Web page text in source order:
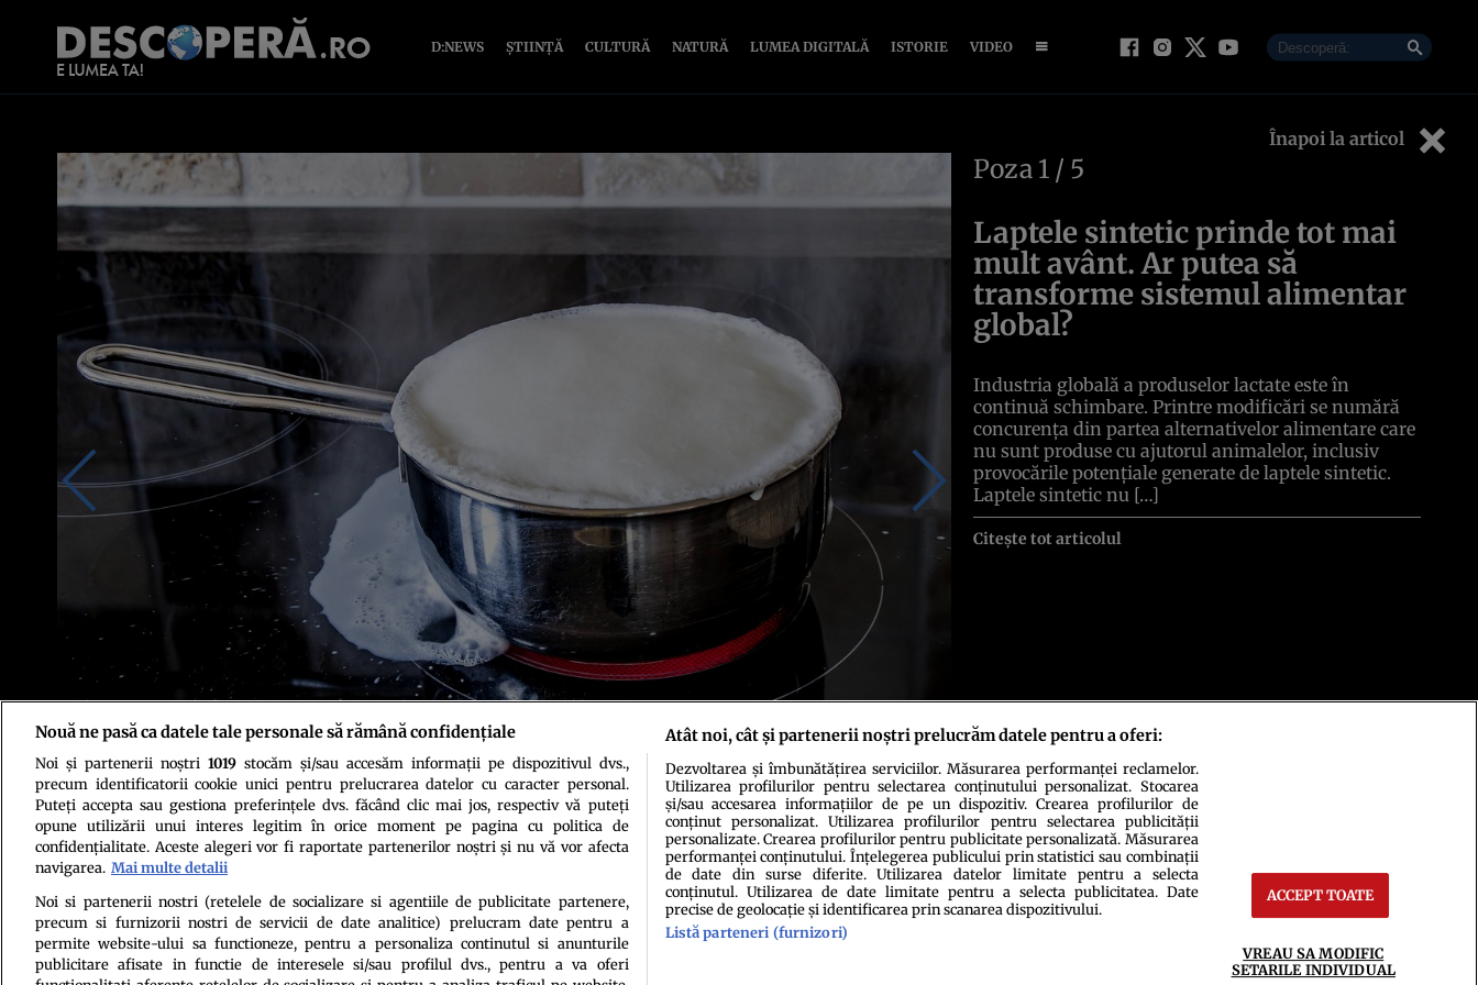
D:NEWS ȘTIINȚĂ CULTURĂ NATURĂ LUMEA DIGITALĂ ISTORIE VIDEO
Înapoi la articol
Credit foto: Pixabay
Poza 1 / 5
Laptele sintetic prinde tot mai
mult avânt. Ar putea să
transforme sistemul alimentar
global?
Industria globală a produselor lactate este în
continuă schimbare. Printre modificări se numără
concurența din partea alternativelor alimentare care
nu sunt produse cu ajutorul animalelor, inclusiv
provocările potențiale generate de laptele sintetic.
Laptele sintetic nu […]
Citește tot articolul
Politica de confidenţialitatePolitica de cookiesTermeni şi condiţiiEchipa redacțională
Nouă ne pasă ca datele tale personale să rămână confidențiale
Noi și partenerii noștri 1019stocăm și/sau accesăm informații pe dispozitivul dvs.,
precum identificatorii cookie unici pentru prelucrarea datelor cu caracter personal.
Puteți accepta sau gestiona preferințele dvs. făcând clic mai jos, respectiv vă puteți
opune utilizării unui interes legitim în orice moment pe pagina cu politica de
confidențialitate. Aceste alegeri vor fi raportate partenerilor noștri și nu vă vor afecta
navigarea. Mai multe detalii
Noi si partenerii nostri (retelele de socializare si agentiile de publicitate partenere,
precum si furnizorii nostri de servicii de date analitice) prelucram date pentru a
permite website-ului sa functioneze, pentru a personaliza continutul si anunturile
publicitare afisate in functie de interesele si/sau profilul dvs., pentru a va oferi
Atât noi, cât și partenerii noștri prelucrăm datele pentru a oferi:
Dezvoltarea și îmbunătățirea serviciilor. Măsurarea performanței reclamelor.
Utilizarea profilurilor pentru selectarea conținutului personalizat. Stocarea
și/sau accesarea informațiilor de pe un dispozitiv. Crearea profilurilor de
conținut personalizat. Utilizarea profilurilor pentru selectarea publicității
personalizate. Crearea profilurilor pentru publicitate personalizată. Măsurarea
performanței conținutului. Înțelegerea publicului prin statistici sau combinații
de date din surse diferite. Utilizarea datelor limitate pentru a selecta
conținutul. Utilizarea de date limitate pentru a selecta publicitatea. Date
precise de geolocație și identificarea prin scanarea dispozitivului.
Listă parteneri (furnizori)
ACCEPT TOATE
VREAU SA MODIFIC
SETARILE INDIVIDUAL